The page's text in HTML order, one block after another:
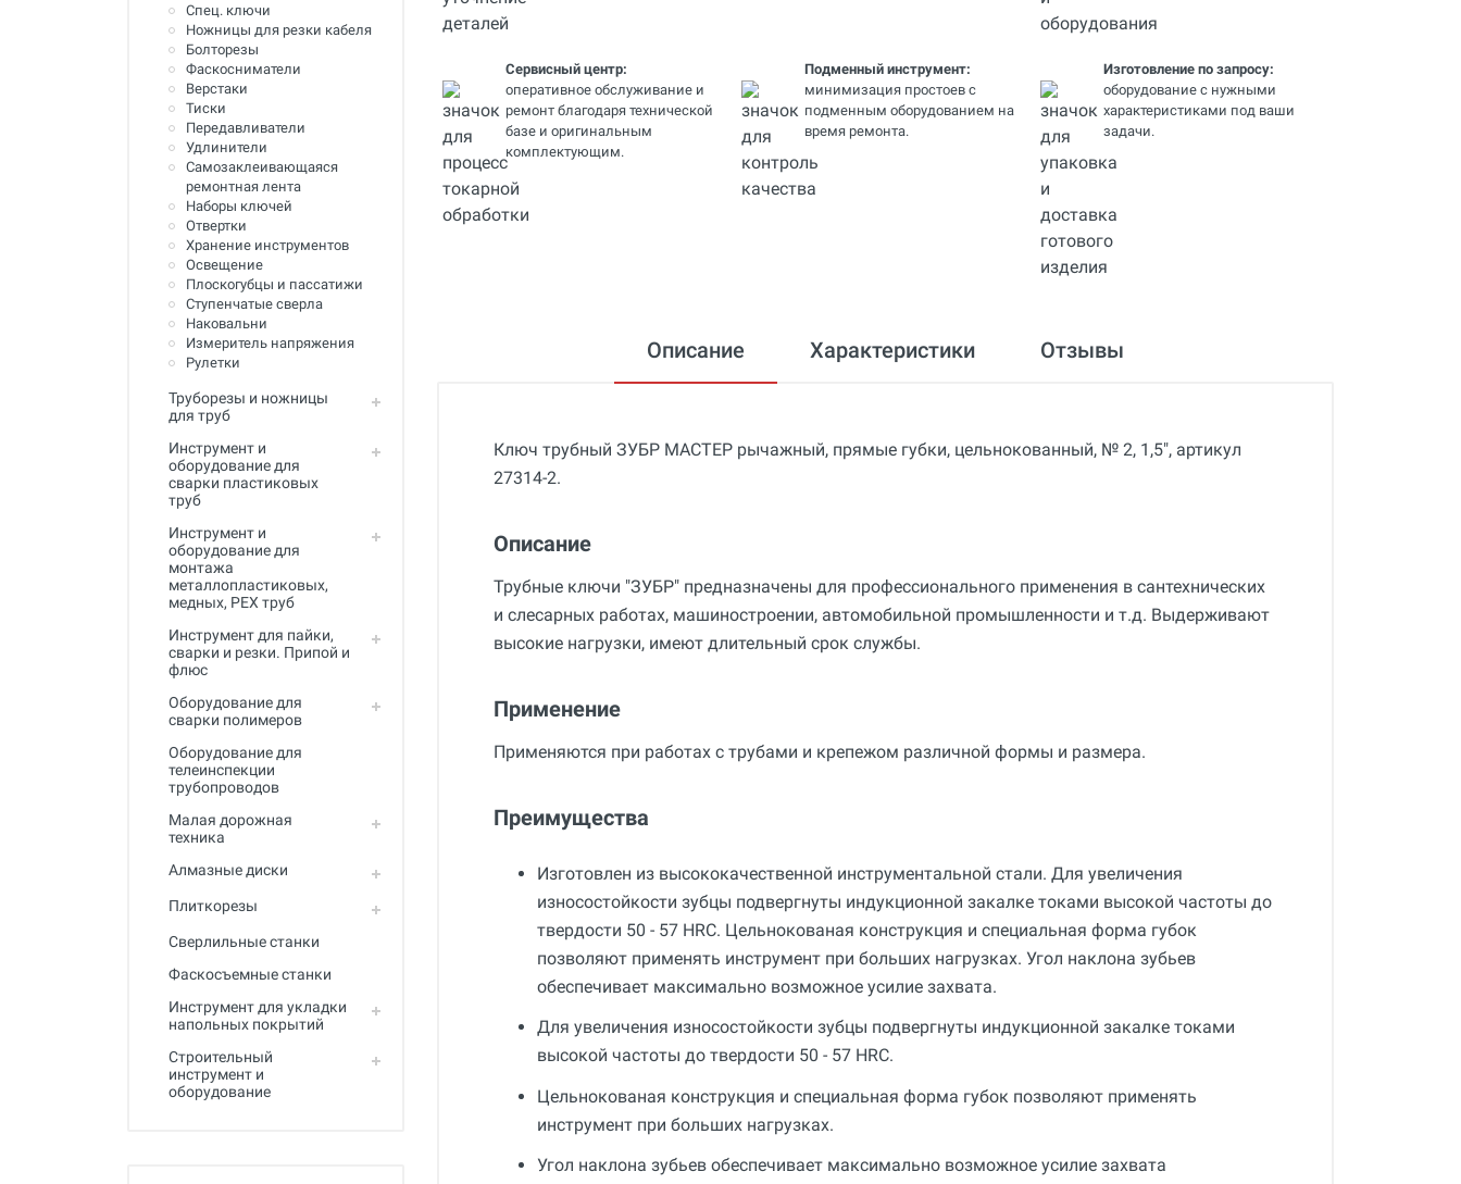
Малая дорожная техника
Алмазные диски
Плиткорезы
Сверлильные станки
Фаскосъемные станки
Инструмент для укладки
напольных покрытий
Строительный инструмент и
оборудование
Полный каталог
Спец. ключи
Ножницы для резки кабеля
Болторезы
Фаскосниматели
Верстаки
Тиски
Передавливатели
Удлинители
Самозаклеивающаяся
ремонтная лента
Наборы ключей
Отвертки
Хранение инструментов
Освещение
Плоскогубцы и пассатижи
Ступенчатые сверла
Наковальни
Измеритель напряжения
Рулетки
Труборезы и ножницы
для труб
Инструмент и
оборудование для
сварки пластиковых
труб
Инструмент и
оборудование для
монтажа
металлопластиковых,
медных, PEX труб
Инструмент для пайки,
сварки и резки. Припой и
флюс
Оборудование для
сварки полимеров
Оборудование для
телеинспекции
трубопроводов
Малая дорожная
техника
Алмазные диски
Плиткорезы
Сверлильные станки
Фаскосъемные станки
Инструмент для укладки
напольных покрытий
Строительный
инструмент и
оборудование
Сервисный центр:
оперативное обслуживание и
ремонт благодаря технической
базе и оригинальным
комплектующим.
Подменный инструмент:
минимизация простоев с
подменным оборудованием на
время ремонта.
Изготовление по запросу:
оборудование с нужными
характеристиками под ваши
задачи.
Описание Характеристики Отзывы
Ключ трубный ЗУБР МАСТЕР рычажный, прямые губки, цельнокованный, № 2, 1,5", артикул
27314-2.
Описание
Трубные ключи "ЗУБР" предназначены для профессионального применения в сантехнических
и слесарных работах, машиностроении, автомобильной промышленности и т.д. Выдерживают
высокие нагрузки, имеют длительный срок службы.
Применение
Применяются при работах с трубами и крепежом различной формы и размера.
Преимущества
Изготовлен из высококачественной инструментальной стали. Для увеличения
износостойкости зубцы подвергнуты индукционной закалке токами высокой частоты до
твердости 50 - 57 HRC. Цельнокованая конструкция и специальная форма губок
позволяют применять инструмент при больших нагрузках. Угол наклона зубьев
обеспечивает максимально возможное усилие захвата.
Для увеличения износостойкости зубцы подвергнуты индукционной закалке токами
высокой частоты до твердости 50 - 57 HRC.
Цельнокованая конструкция и специальная форма губок позволяют применять
инструмент при больших нагрузках.
Угол наклона зубьев обеспечивает максимально возможное усилие захвата